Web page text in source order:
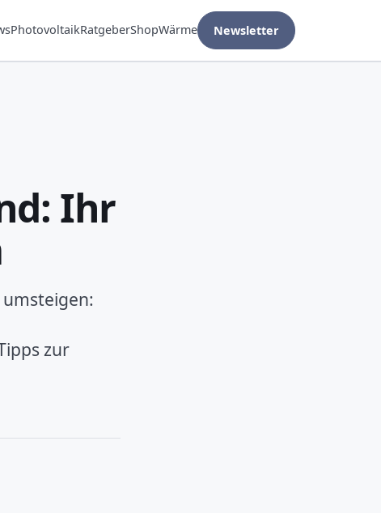
PhotovoltaikRatgeberShopWärme Newsletter
Ihr
zur